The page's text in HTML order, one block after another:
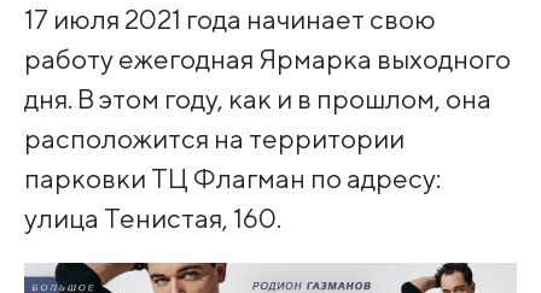
17 июля 2021 года начинает свою
работу ежегодная Ярмарка выходного
дня. В этом году, как и в прошлом, она
расположится на территории
парковки ТЦ Флагман по адресу:
улица Тенистая, 160.